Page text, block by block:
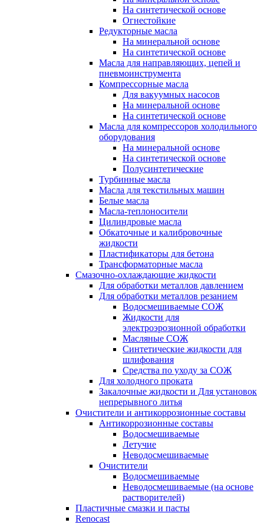
На синтетической основе
Огнестойкие
Редукторные масла
На минеральной основе
На синтетической основе
Масла для направляющих, цепей и
пневмоинструмента
Компрессорные масла
Для вакуумных насосов
На минеральной основе
На синтетической основе
Масла для компрессоров холодильного
оборудования
На минеральной основе
На синтетической основе
Полусинтетические
Турбинные масла
Масла для текстильных машин
Белые масла
Масла-теплоносители
Цилиндровые масла
Обкаточные и калибровочные
жидкости
Пластификаторы для бетона
Трансформаторные масла
Смазочно-охлаждающие жидкости
Для обработки металлов давлением
Для обработки металлов резанием
Водосмешиваемые СОЖ
Жидкости для
электроэрозионной обработки
Масляные СОЖ
Синтетические жидкости для
шлифования
Средства по уходу за СОЖ
Для холодного проката
Закалочные жидкости и Для установок
непрерывного литья
Очистители и антикоррозионные составы
Антикоррозионные составы
Водосмешиваемые
Летучие
Неводосмешиваемые
Очистители
Водосмешиваемые
Неводосмешиваемые (на основе
растворителей)
Пластичные смазки и пасты
Renocast